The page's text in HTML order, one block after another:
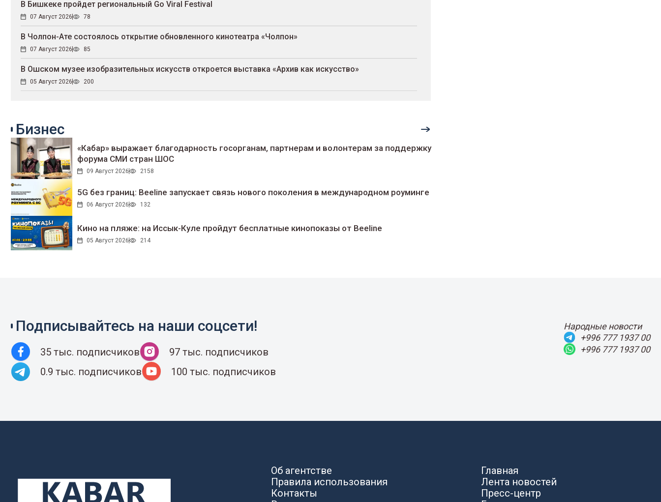
В Бишкеке пройдет региональный Go Viral Festival
07 Август 2026 78
В Чолпон-Ате состоялось открытие обновленного кинотеатра «Чолпон»
07 Август 2026 85
В Ошском музее изобразительных искусств откроется выставка «Архив как искусство»
05 Август 2026 200
Бизнес
«Кабар» выражает благодарность госорганам, партнерам и волонтерам за поддержку
форума СМИ стран ШОС
09 Август 2026 2158
5G без границ: Beeline запускает связь нового поколения в международном роуминге
06 Август 2026 132
Кино на пляже: на Иссык-Куле пройдут беcплатные кинопоказы от Beeline
05 Август 2026 214
Подписывайтесь на наши соцсети!
35 тыс. подписчиков
97 тыс. подписчиков
0.9 тыс. подписчиков
100 тыс. подписчиков
Народные новости
+996 777 1937 00
+996 777 1937 00
Об агентстве
Правила использования
Контакты
Главная
Лента новостей
Пресс-центр